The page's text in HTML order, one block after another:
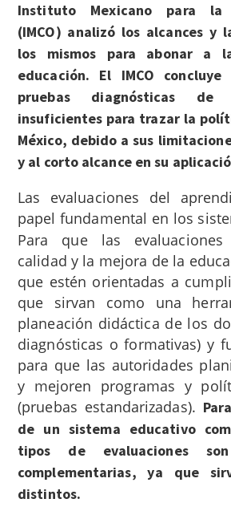
Instituto Mexicano para la
(IMCO) analizó los alcances y
los mismos para abonar a
educación. El IMCO
pruebas diagnósticas de
insuficientes para trazar la
México, debido a sus
y al corto alcance en su
Las evaluaciones del
papel fundamental en los
Para que las
calidad y la mejora de la
que estén orientadas a
que sirvan como una
planeación didáctica de los
diagnósticas o formativas) y
para que las autoridades
y mejoren programas y
(pruebas estandarizadas).
de un sistema educativo
tipos de evaluaciones
complementarias, ya que
distintos.